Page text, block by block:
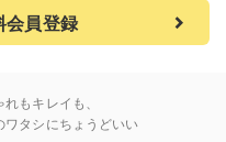
会員登録
れもキレイも、
ワタシにちょうどいい